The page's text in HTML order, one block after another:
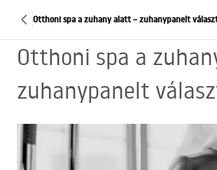
Otthoni spa a zuhany alatt – zuhanypanelt
Otthoni spa a
zuhanypanelt